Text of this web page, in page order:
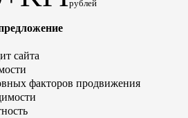
рублей
сайта
факторов продвижения